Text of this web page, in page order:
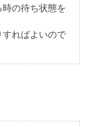
の待ち状態を
ればよいので